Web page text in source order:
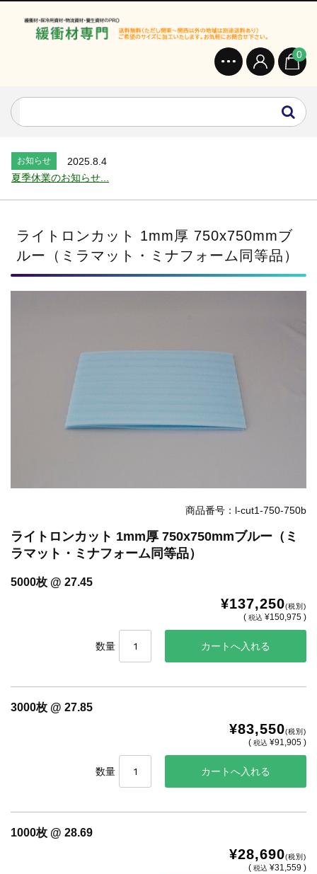
0
2026年 夏季休業のお知らせ...
お知らせ
2025.12.11
お知らせ
2025.8.4
夏季休業のお知らせ...
お知らせ
2024.2.27
オンラインショップを開設いたしました。...
お知らせ
2026.7.24
2026年 夏季休業のお知らせ...
2024.2.27
全国へ確実・迅速に納品...
2024.2.27
オンラインショップを開設いたしました。...
ライトロンカット 1mm厚 750x750mmブ
ルー（ミラマット・ミナフォーム同等品）
商品番号：l-cut1-750-750b
ライトロンカット 1mm厚 750x750mmブルー（ミ
ラマット・ミナフォーム同等品）
5000枚 @ 27.45
¥137,250(税別)
(税込 ¥150,975 )
数量
3000枚 @ 27.85
¥83,550(税別)
(税込 ¥91,905 )
数量
1000枚 @ 28.69
¥28,690(税別)
(税込 ¥31,559 )